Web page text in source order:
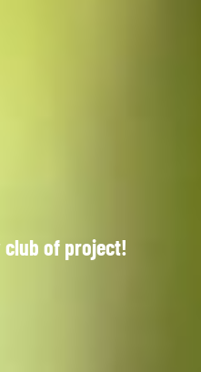
club of project!